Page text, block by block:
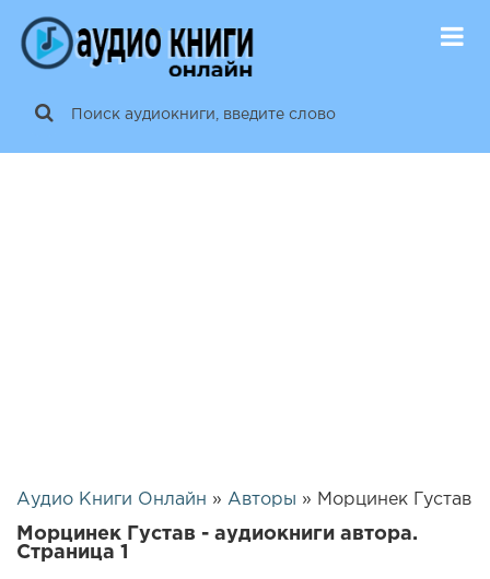
Аудио Книги Онлайн » Авторы » Морцинек Густав
Морцинек Густав - аудиокниги автора.
Страница 1